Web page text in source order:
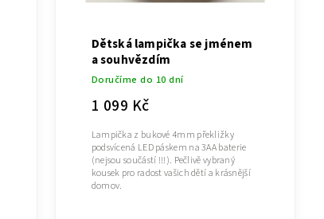
Dětská lampička se jménem
a souhvězdím
Doručíme do 10 dní
1 099 Kč
Lampička z bukové 4mm překližky
podsvícená LED páskem na 3AA baterie
(nejsou součástí !!!). Pečlivě vybraný
kousek pro radost vašich dětí a krásnější
domov.